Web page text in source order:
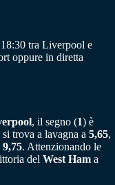
tra Liverpool e
oppure in diretta
, il segno (1) è
si trova a lavagna a 5,65,
9,75. Attenzionando le
del West Ham a